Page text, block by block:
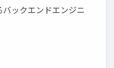
ックエンドエンジニ